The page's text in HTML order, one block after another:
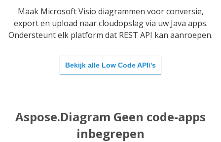
Maak Microsoft Visio diagrammen voor conversie,
export en upload naar cloudopslag via uw Java apps.
Ondersteunt elk platform dat REST API kan aanroepen.
Bekijk alle Low Code API\'s
Aspose.Diagram Geen code-apps
inbegrepen